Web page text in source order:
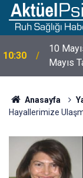
10:30
10
Mayıs
Anasayfa
Hayallerimize